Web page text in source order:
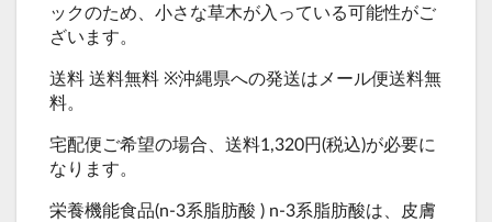
ックのため、小さな草木が入っている可能性がご
ざいます。
送料 送料無料 ※沖縄県への発送はメール便送料無
料。
宅配便ご希望の場合、送料1,320円(税込)が必要に
なります。
栄養機能食品(n-3系脂肪酸 ) n-3系脂肪酸は、皮膚